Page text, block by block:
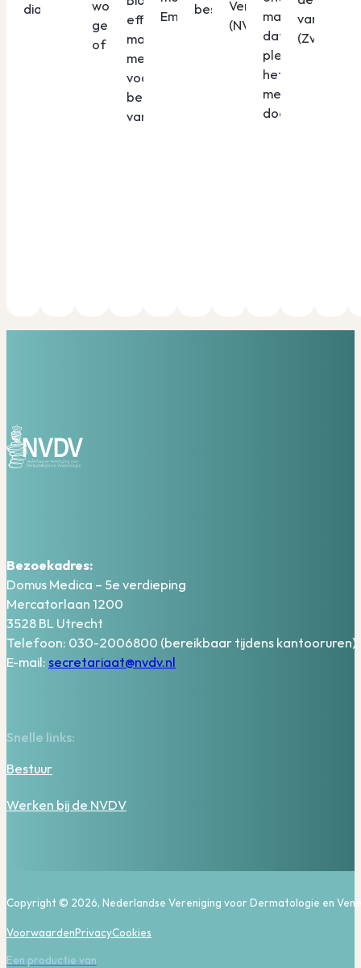
diagnoses per jaar.
worden
geblokkeerd
of geblurd.
effectieve
maar kostbare
medicijnen
voor de
behandeling
van psoriasis.
Emtricitabine/tenofoviralaf.
beschreven.Venereologie
(NVDV).
maar doet ze
dat ook op de
plekken waar
het er het
meest toe
doet?
van Crohn
(ZvC).
Bezoekadres:
Domus Medica – 5e verdieping
Mercatorlaan 1200
3528 BL Utrecht
Telefoon: 030-2006800 (bereikbaar tijdens kantooruren)
E-mail: secretariaat@nvdv.nl
Snelle links:
Bestuur
Werken bij de NVDV
Copyright © 2026, Nederlandse Vereniging voor Dermatologie en
VoorwaardenPrivacyCookies
Een productie van